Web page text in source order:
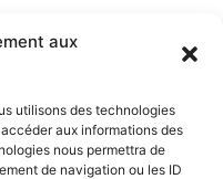
aux
utilisons des technologies
aux informations des
nous permettra de
de navigation ou les ID